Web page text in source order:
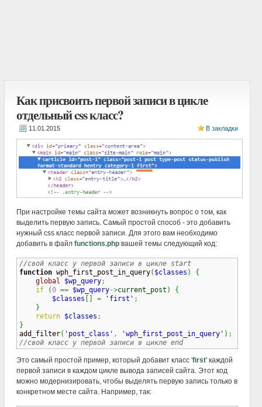
Как присвоить первой записи в цикле
отдельный css класс?
В закладки
При настройке темы сайта может возникнуть вопрос о том, как
выделить первую запись. Самый простой способ - это добавить
нужный css класс первой записи. Для этого вам необходимо
добавить в файл functions.phpвашей темы следующий код:
//свой класс у первой записи в цикле start
function wph_first_post_in_query( $classes )
{
global
$wp_query;
if
(0 == $wp_query->current_post )
{
$classes
= 'first' ;
}
return $classes ;
}
add_filter( 'post_class' , 'wph_first_post_in_query' ) ;
//свой класс у первой записи в цикле end
Это самый простой пример, который добавит класс 'first' каждой
первой записи в каждом цикле вывода записей сайта. Этот код
можно модернизировать, чтобы выделять первую запись только в
конкретном месте сайта. Например, так: